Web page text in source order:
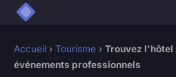
Accueil › Tourisme › Trouvez l'hôtel
événements professionnels